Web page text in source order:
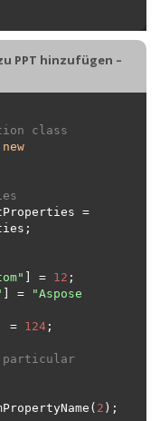
PPT hinzufügen –
class
new
=
] = 12
] =
"Aspose
] = 124
particular
2